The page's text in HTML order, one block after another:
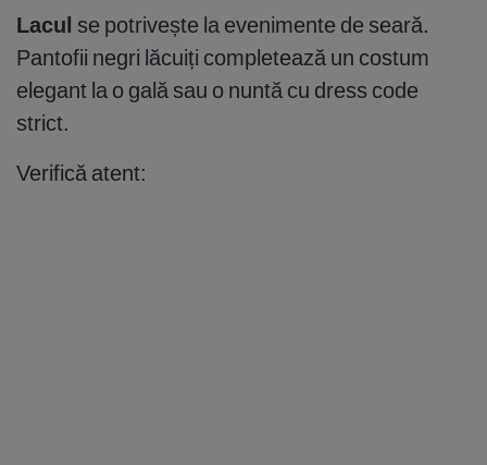
Lacul se potrivește la evenimente de seară.
Pantofii negri lăcuiți completează un costum
elegant la o gală sau o nuntă cu dress code
strict.
Verifică atent: